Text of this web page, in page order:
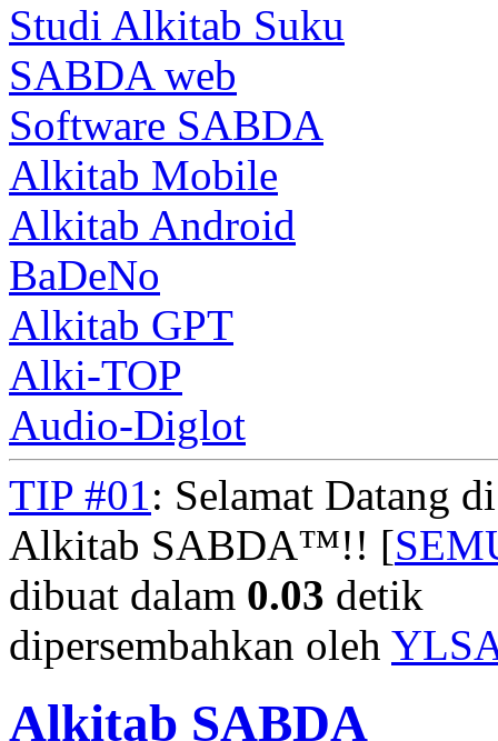
Studi Alkitab Suku
SABDA web
Software SABDA
Alkitab Mobile
Alkitab Android
BaDeNo
Alkitab GPT
Alki-TOP
Audio-Diglot
TIP #01: Selamat Datang
Alkitab SABDA™!! [
dibuat dalam 0.03 detik
dipersembahkan oleh
Alkitab SABDA